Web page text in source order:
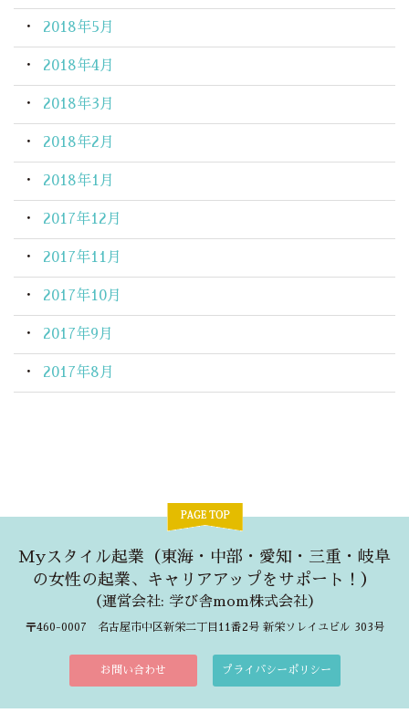
2018年5月
2018年4月
2018年3月
2018年2月
2018年1月
2017年12月
2017年11月
2017年10月
2017年9月
2017年8月
Myスタイル起業（東海・中部・愛知・三重・岐阜
の女性の起業、キャリアアップをサポート！）
（運営会社: 学び舎mom株式会社）
〒460-0007 名古屋市中区新栄二丁目11番2号 新栄ソレイユビル 303号
お問い合わせ プライバシーポリシー